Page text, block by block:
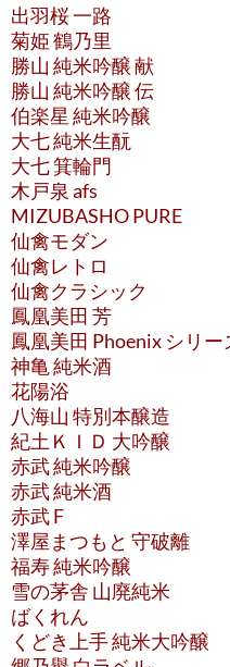
出羽桜 一路
菊姫 鶴乃里
勝山 純米吟醸 献
勝山 純米吟醸 伝
伯楽星 純米吟醸
大七 純米生酛
大七 箕輪門
木戸泉 afs
MIZUBASHO PURE
仙禽モダン
仙禽レトロ
仙禽クラシック
鳳凰美田 芳
鳳凰美田 Phoenix シリー
神亀 純米酒
花陽浴
八海山 特別本醸造
紀土ＫＩＤ 大吟醸
赤武 純米吟醸
赤武 純米酒
赤武 F
澤屋まつもと 守破離
福寿 純米吟醸
雪の茅舎 山廃純米
ばくれん
くどき上手 純米大吟醸